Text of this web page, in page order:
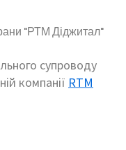
"РТМ Діджитал"
супроводу
компанії RTM